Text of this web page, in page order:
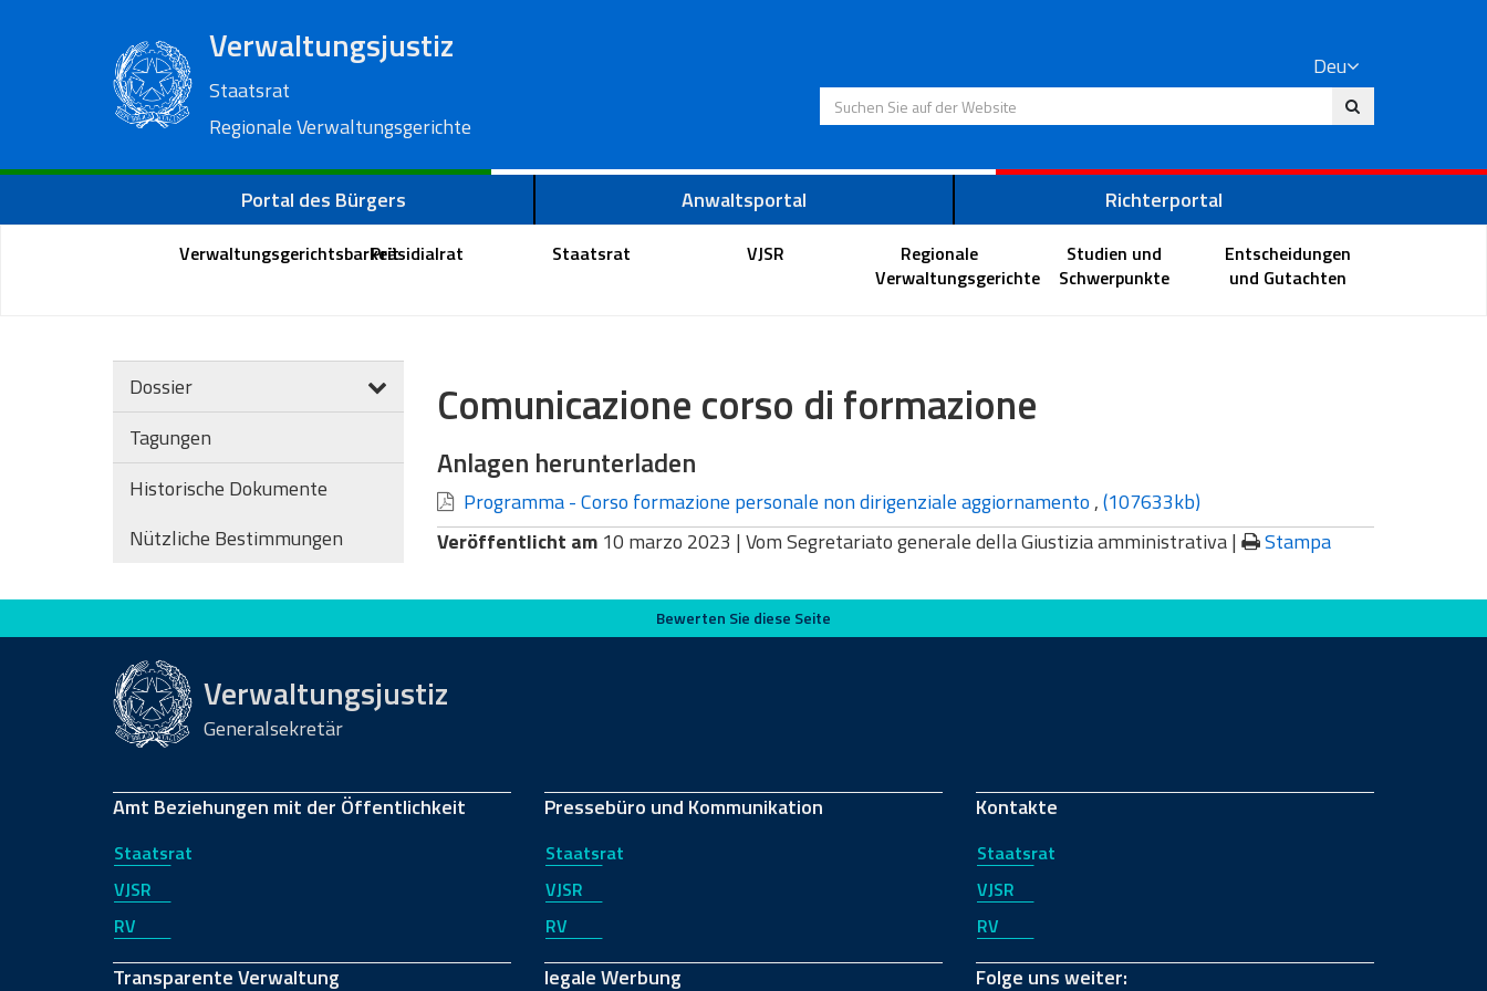
Verwaltungsjustiz
Staatsrat
Regionale Verwaltungsgerichte
Deu
Suchen Sie auf der Website
Portal des Bürgers Anwaltsportal Richterportal
VerwaltungsgerichtsbarkeitPräsidialrat Staatsrat VJSR
Regionale
Verwaltungsgerichte
Studien und
Schwerpunkte
Entscheidungen
und Gutachten
Dossier
Tagungen
Historische Dokumente
Nützliche Bestimmungen
Comunicazione corso di formazione
Anlagen herunterladen
Programma - Corso formazione personale non dirigenziale aggiornamento ,(107633kb)
Veröffentlicht am 10 marzo 2023 | Vom Segretariato generale della Giustizia amministrativa| Stampa
Bewerten Sie diese Seite Bewerten Sie diese Seite
Verwaltungsjustiz
Generalsekretär
Amt Beziehungen mit der Öffentlichkeit
Staatsrat
VJSR
RV
Transparente Verwaltung
Pressebüro und Kommunikation
Staatsrat
VJSR
RV
legale Werbung
Kontakte
Staatsrat
VJSR
RV
Folge uns weiter: